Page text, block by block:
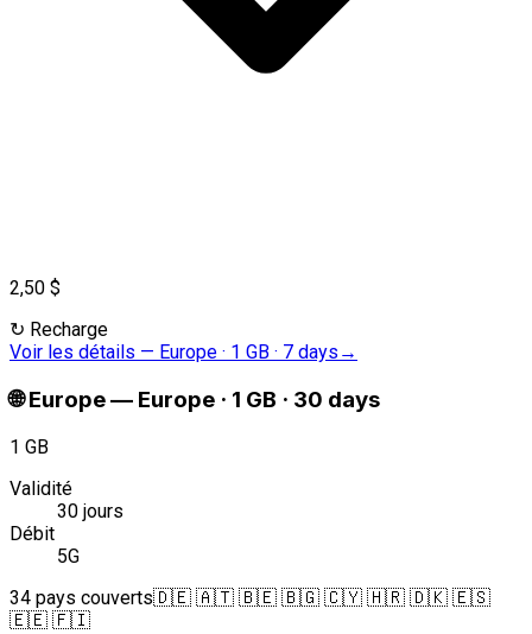
2,50 $
↻ Recharge
Voir les détails — Europe · 1 GB · 7 days →
🌐 Europe— Europe · 1 GB · 30 days
1 GB
Validité
30 jours
Débit
5G
34 pays couverts🇩🇪 🇦🇹 🇧🇪 🇧🇬 🇨🇾 🇭🇷 🇩🇰 🇪🇸
🇪🇪 🇫🇮